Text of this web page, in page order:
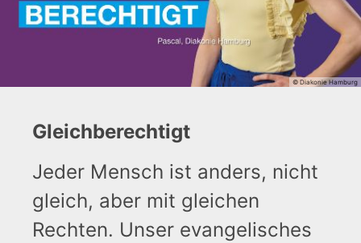
© Diakonie Hamburg
Gleichberechtigt
Jeder Mensch ist anders, nicht
gleich, aber mit gleichen
Rechten. Unser evangelisches